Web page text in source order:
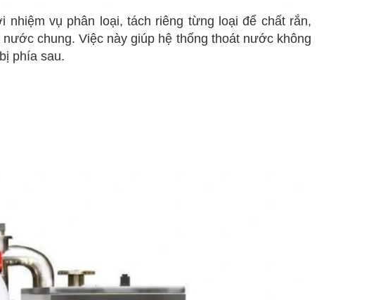
vụ phân loại, tách riêng từng loại để chất rắn,
chung. Việc này giúp hệ thống thoát nước không
phía sau.